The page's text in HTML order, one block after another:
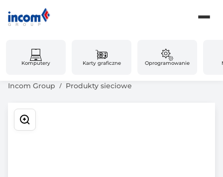
Komputery Karty graficzne Oprogramowanie
Incom Group Produkty sieciowe